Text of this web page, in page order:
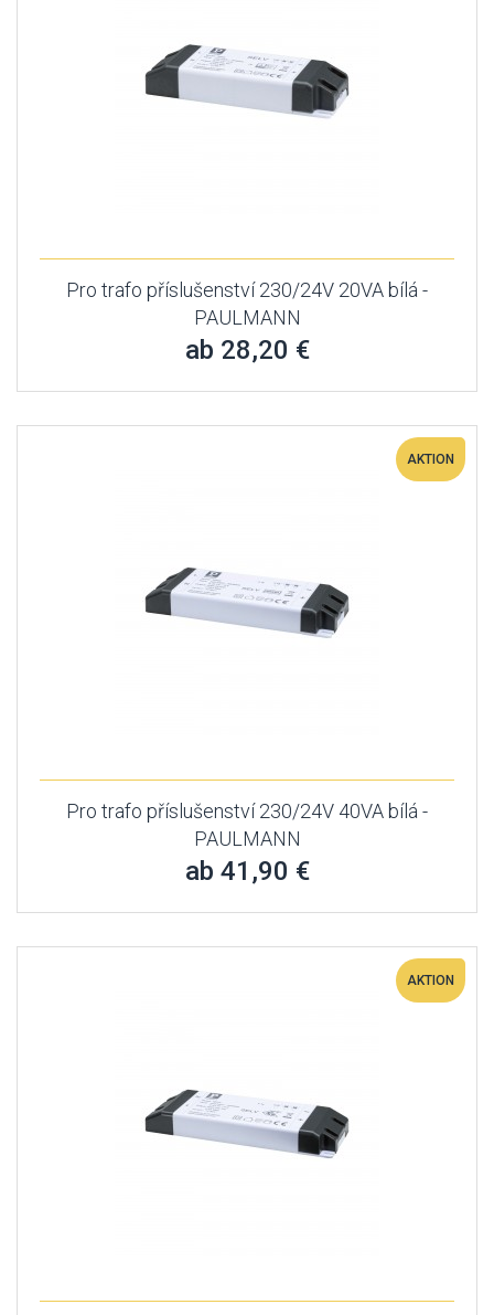
Pro trafo příslušenství 230/24V 20VA bílá -
PAULMANN
ab 28,20 €
AKTION
Pro trafo příslušenství 230/24V 40VA bílá -
PAULMANN
ab 41,90 €
AKTION